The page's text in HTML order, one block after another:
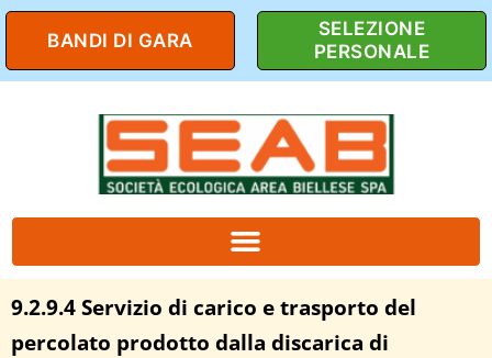
BANDI DI GARA
SELEZIONE
PERSONALE
9.2.9.4 Servizio di carico e trasporto del
percolato prodotto dalla discarica di